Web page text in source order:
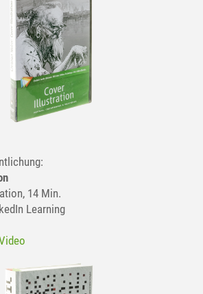
14 Min.
Learning